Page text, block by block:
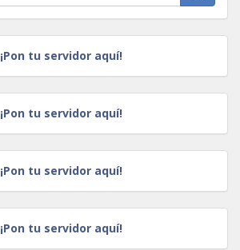
¡Pon tu servidor aquí!
¡Pon tu servidor aquí!
¡Pon tu servidor aquí!
¡Pon tu servidor aquí!